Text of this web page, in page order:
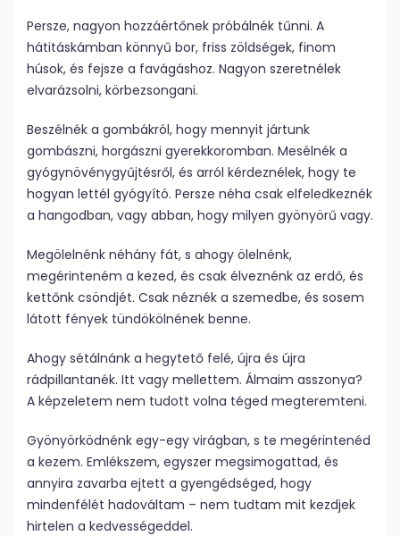
Persze, nagyon hozzáértőnek próbálnék tűnni. A
hátitáskámban könnyű bor, friss zöldségek, finom
húsok, és fejsze a favágáshoz. Nagyon szeretnélek
elvarázsolni, körbezsongani.
Beszélnék a gombákról, hogy mennyit jártunk
gombászni, horgászni gyerekkoromban. Mesélnék a
gyógynövénygyűjtésről, és arról kérdeznélek, hogy te
hogyan lettél gyógyító. Persze néha csak elfeledkeznék
a hangodban, vagy abban, hogy milyen gyönyörű vagy.
Megölelnénk néhány fát, s ahogy ölelnénk,
megérinteném a kezed, és csak élveznénk az erdő, és
kettőnk csöndjét. Csak néznék a szemedbe, és sosem
látott fények tündökölnének benne.
Ahogy sétálnánk a hegytető felé, újra és újra
rádpillantanék. Itt vagy mellettem. Álmaim asszonya?
A képzeletem nem tudott volna téged megteremteni.
Gyönyörködnénk egy-egy virágban, s te megérintenéd
a kezem. Emlékszem, egyszer megsimogattad, és
annyira zavarba ejtett a gyengédséged, hogy
mindenfélét hadováltam – nem tudtam mit kezdjek
hirtelen a kedvességeddel.